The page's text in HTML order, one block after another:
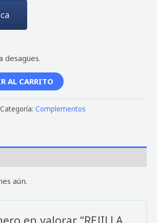
desagües.
AL CARRITO
Categoría: Complementos
aún.